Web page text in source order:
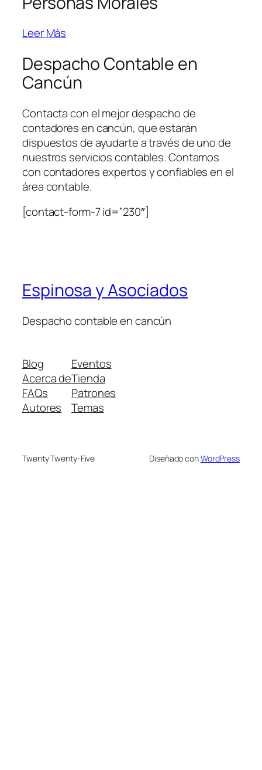
Leer Más
Despacho Contable en
Cancún
Contacta con el mejor despacho de
contadores en cancún, que estarán
dispuestos de ayudarte a través de uno de
nuestros servicios contables. Contamos
con contadores expertos y confiables en el
área contable.
[contact-form-7 id=”230″]
Espinosa y Asociados
Despacho contable en cancún
Blog
Acerca de
FAQs
Autores
Eventos
Tienda
Patrones
Temas
Twenty Twenty-Five Diseñado conWordPress